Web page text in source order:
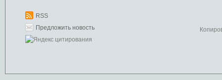
RSS
Предложить новость